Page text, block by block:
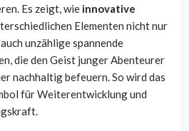
Es zeigt, wie innovative
Elementen nicht nur
unzählige spannende
die den Geist junger Abenteurer
nachhaltig befeuern. So wird das
für Weiterentwicklung und